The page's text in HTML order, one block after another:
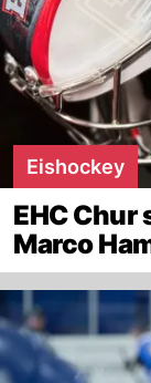
Eishockey
EHC
Marco